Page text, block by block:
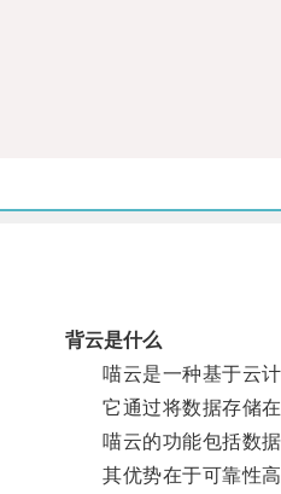
背云是什么
喵云是一种基于云计
它通过将数据存储在
喵云的功能包括数据
其优势在于可靠性高